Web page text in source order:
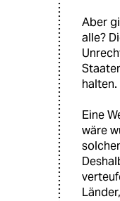
Aber
alle?
halten.
Eine
wäre